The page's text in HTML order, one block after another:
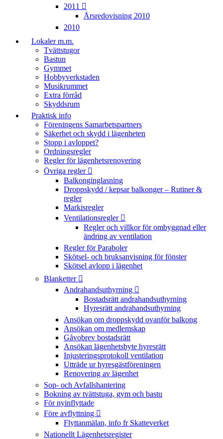
2011
Årsredovisning 2010
2010
Lokaler m.m.
Tvättstugor
Bastun
Gymmet
Hobbyverkstaden
Musikrummet
Extra förråd
Skyddsrum
Praktisk info
Föreningens Samarbetspartners
Säkerhet och skydd i lägenheten
Stopp i avloppet?
Ordningsregler
Regler för lägenhetsrenovering
Övriga regler
Balkonginglasning
Droppskydd / kepsar balkonger – Rutiner &
regler
Markisregler
Ventilationsregler
Regler och villkor för ombyggnad eller
ändring av ventilation
Regler för Paraboler
Skötsel- och bruksanvisning för fönster
Skötsel avlopp i lägenhet
Blanketter
Andrahandsuthyrning
Bostadsrätt andrahandsuthyrning
Hyresrätt andrahandsuthyrning
Ansökan om droppskydd ovanför balkong
Ansökan om medlemskap
Gåvobrev bostadsrätt
Ansökan lägenhetsbyte hyresrätt
Injusteringsprotokoll ventilation
Utträde ur hyresgästföreningen
Renovering av lägenhet
Sop- och Avfallshantering
Bokning av tvättstuga, gym och bastu
För nyinflyttade
Före avflyttning
Flyttanmälan, info fr Skatteverket
Nationellt Lägenhetsregister